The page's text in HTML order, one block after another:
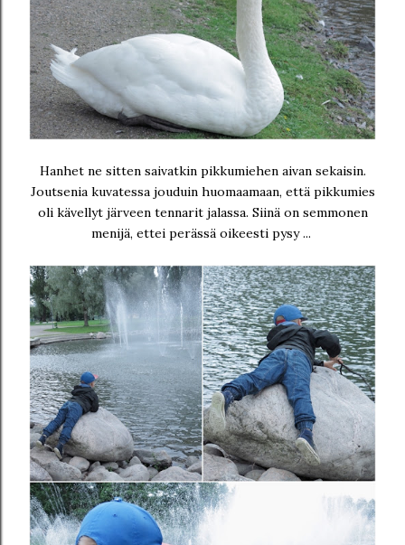
Hanhet ne sitten saivatkin pikkumiehen aivan sekaisin.
Joutsenia kuvatessa jouduin huomaamaan, että pikkumies
oli kävellyt järveen tennarit jalassa. Siinä on semmonen
menijä, ettei perässä oikeesti pysy ...